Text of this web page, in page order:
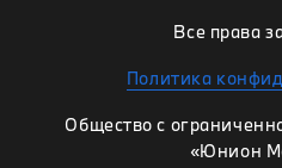
Все права
Политика
Общество с
«Юнион